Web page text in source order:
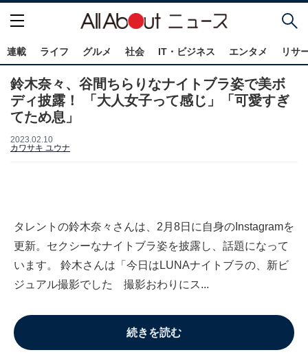
連載 ライフ グルメ 社会 IT・ビジネス エンタメ リサ
鈴木奈々、谷間ちらりなナイトブラ姿で美ボ
ディ披露！ 「大人女子って感じ」「可愛すぎ
てため息」
2023.02.10
カワサキ ユウナ
タレントの鈴木奈々さんは、2月8日に自身のInstagramを
更新。セクシーなナイトブラ姿を披露し、話題になって
います。 鈴木さんは「今日はLUNAナイトブラの、新ビ
ジュアル撮影でした 撮影おわりにス...
続きを読む